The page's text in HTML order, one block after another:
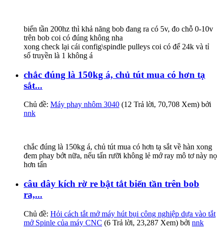
biến tần 200hz thì khả năng bob đang ra có 5v, đo chỗ 0-10v
trên bob coi có đúng không nha
xong check lại cái config\spindle pulleys coi có để 24k và tỉ
số truyền là 1 không á
chắc đúng là 150kg á, chủ tút mua có hơn tạ
sắt...
Chủ đề: Máy phay nhôm 3040 (12 Trả lời, 70,708 Xem) bởi
nnk
chắc đúng là 150kg á, chủ tút mua có hơn tạ sắt về hàn xong
đem phay bớt nữa, nếu tấn rưỡi không lẻ mớ ray mô tơ này nọ
hơn tấn
câu dây kích rờ re bật tắt biến tần trên bob
ra,...
Chủ đề: Hỏi cách tắt mở máy hút bụi công nghiệp dựa vào tắt
mở Spinle của máy CNC (6 Trả lời, 23,287 Xem) bởi nnk